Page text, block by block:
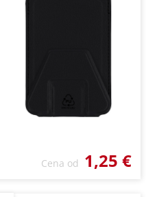
Cena od 1,25 €